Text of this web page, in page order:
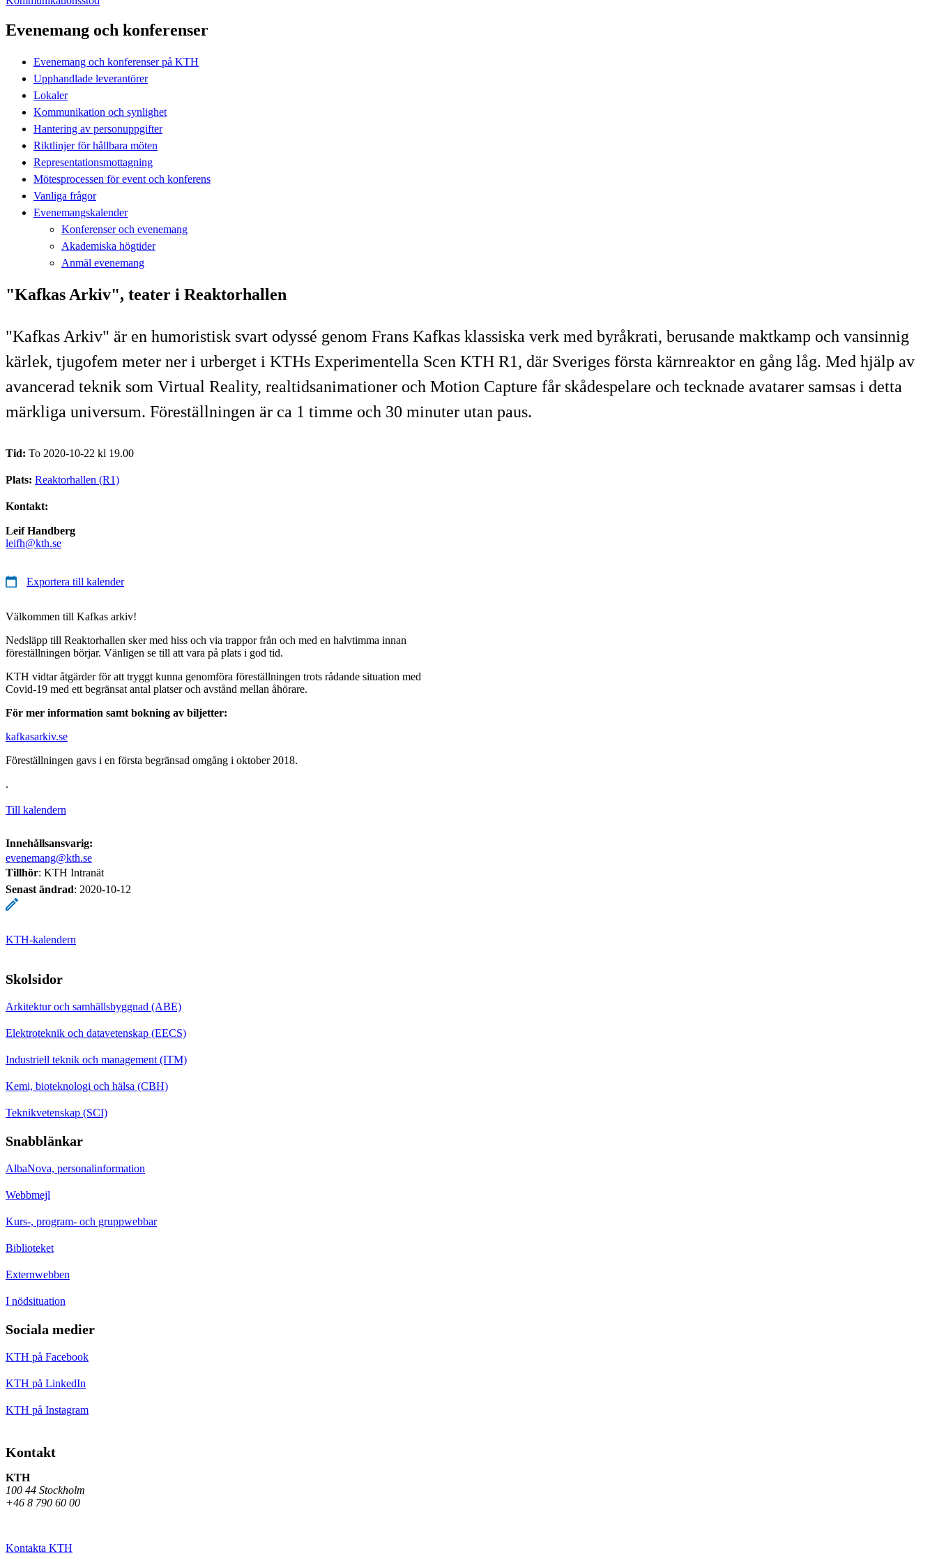
Evenemang och konferenser
Evenemang och konferenser på KTH
Upphandlade leverantörer
Lokaler
Kommunikation och synlighet
Hantering av personuppgifter
Riktlinjer för hållbara möten
Representationsmottagning
Mötesprocessen för event och konferens
Vanliga frågor
Evenemangskalender
Konferenser och evenemang
Akademiska högtider
Anmäl evenemang
"Kafkas Arkiv", teater i Reaktorhallen
"Kafkas Arkiv" är en humoristisk svart odyssé genom Frans Kafkas klassiska verk med byråkrati, berusande maktkamp och vansinnig
kärlek, tjugofem meter ner i urberget i KTHs Experimentella Scen KTH R1, där Sveriges första kärnreaktor en gång låg. Med hjälp av
avancerad teknik som Virtual Reality, realtidsanimationer och Motion Capture får skådespelare och tecknade avatarer samsas i detta
märkliga universum. Föreställningen är ca 1 timme och 30 minuter utan paus.
Tid: To 2020-10-22 kl 19.00
Plats: Reaktorhallen (R1)
Kontakt:
Leif Handberg
leifh@kth.se
Exportera till kalender
Välkommen till Kafkas arkiv!
Nedsläpp till Reaktorhallen sker med hiss och via trappor från och med en halvtimma innan
föreställningen börjar. Vänligen se till att vara på plats i god tid.
KTH vidtar åtgärder för att tryggt kunna genomföra föreställningen trots rådande situation med
Covid-19 med ett begränsat antal platser och avstånd mellan åhörare.
För mer information samt bokning av biljetter:
kafkasarkiv.se
Föreställningen gavs i en första begränsad omgång i oktober 2018.
.
Till kalendern
Innehållsansvarig:
evenemang@kth.se
Tillhör: KTH Intranät
Senast ändrad: 2020-10-12
KTH-kalendern
Skolsidor
Arkitektur och samhällsbyggnad (ABE)
Elektroteknik och datavetenskap (EECS)
Industriell teknik och management (ITM)
Kemi, bioteknologi och hälsa (CBH)
Teknikvetenskap (SCI)
Snabblänkar
AlbaNova, personalinformation
Webbmejl
Kurs-, program- och gruppwebbar
Biblioteket
Externwebben
I nödsituation
Sociala medier
KTH på Facebook
KTH på LinkedIn
KTH på Instagram
Kontakt
KTH
100 44 Stockholm
+46 8 790 60 00
Kontakta KTH